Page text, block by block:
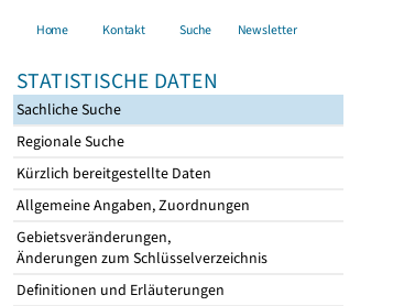
Home Kontakt Suche Newsletter
STATISTISCHE DATEN
Sachliche Suche
Regionale Suche
Kürzlich bereitgestellte Daten
Allgemeine Angaben, Zuordnungen
Gebietsveränderungen,
Änderungen zum Schlüsselverzeichnis
Definitionen und Erläuterungen